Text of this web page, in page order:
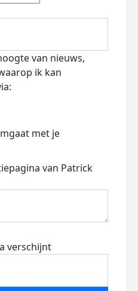
van nieuws,
ik kan
met je
van Patrick
verschijnt